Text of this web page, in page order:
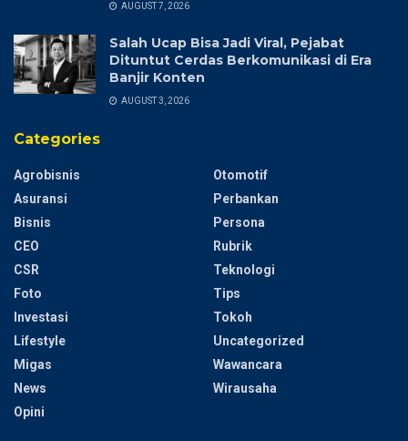
AUGUST 7, 2026
Salah Ucap Bisa Jadi Viral, Pejabat
Dituntut Cerdas Berkomunikasi di Era
Banjir Konten
AUGUST 3, 2026
Categories
Agrobisnis
Asuransi
Bisnis
CEO
CSR
Foto
Investasi
Lifestyle
Migas
News
Opini
Otomotif
Perbankan
Persona
Rubrik
Teknologi
Tips
Tokoh
Uncategorized
Wawancara
Wirausaha